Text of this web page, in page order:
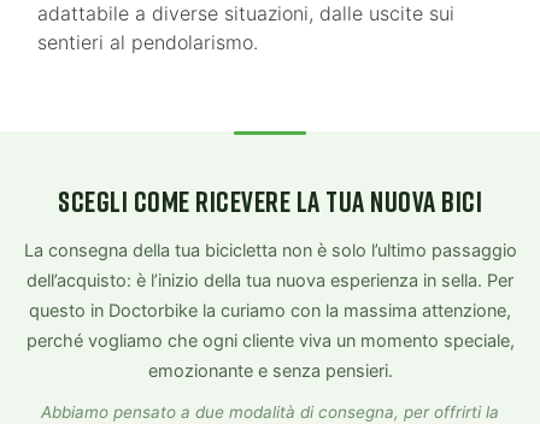
adattabile a diverse situazioni, dalle uscite sui
sentieri al pendolarismo.
SCEGLI COME RICEVERE LA TUA NUOVA BICI
La consegna della tua bicicletta non è solo l’ultimo passaggio
dell’acquisto: è l’inizio della tua nuova esperienza in sella. Per
questo in Doctorbike la curiamo con la massima attenzione,
perché vogliamo che ogni cliente viva un momento speciale,
emozionante e senza pensieri.
Abbiamo pensato a due modalità di consegna, per offrirti la